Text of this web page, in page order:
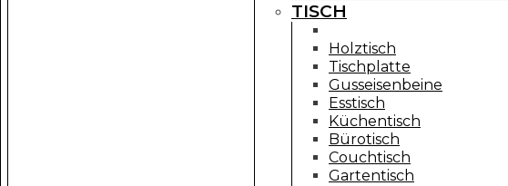
TISCH
Holztisch
Tischplatte
Gusseisenbeine
Esstisch
Küchentisch
Bürotisch
Couchtisch
Gartentisch